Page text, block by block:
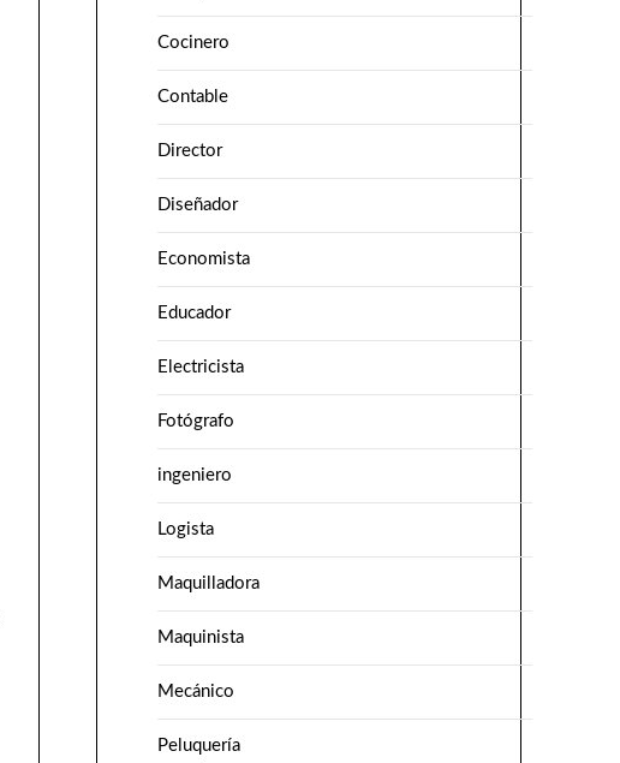
Cocinero
Contable
Director
Diseñador
Economista
Educador
Electricista
Fotógrafo
ingeniero
Logista
Maquilladora
Maquinista
Mecánico
Peluquería